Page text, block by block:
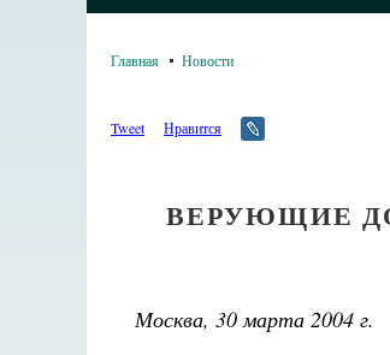
Главная Новости
Tweet Нравится
ВЕРУЮЩИЕ
Москва, 30 марта 2004 г.